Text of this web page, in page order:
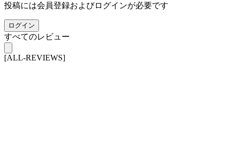
投稿には会員登録およびログインが必要です
ログイン
すべてのレビュー
[ALL-REVIEWS]